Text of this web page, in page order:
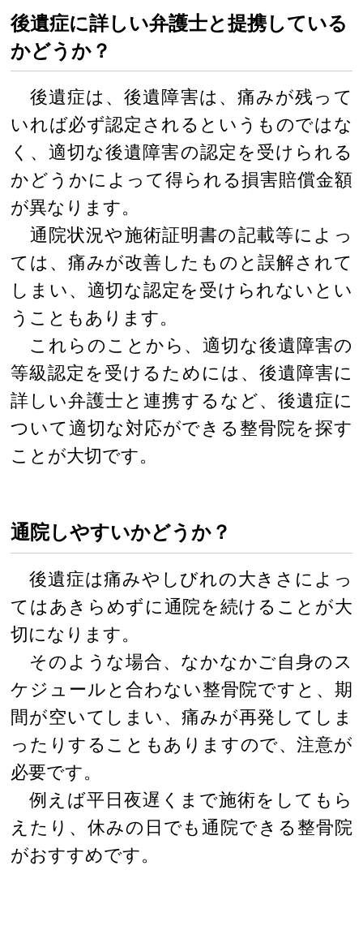
後遺症に詳しい弁護士と提携している
かどうか？
後遺症は、後遺障害は、痛みが残って
いれば必ず認定されるというものではな
く、適切な後遺障害の認定を受けられる
かどうかによって得られる損害賠償金額
が異なります。
通院状況や施術証明書の記載等によっ
ては、痛みが改善したものと誤解されて
しまい、適切な認定を受けられないとい
うこともあります。
これらのことから、適切な後遺障害の
等級認定を受けるためには、後遺障害に
詳しい弁護士と連携するなど、後遺症に
ついて適切な対応ができる整骨院を探す
ことが大切です。
通院しやすいかどうか？
後遺症は痛みやしびれの大きさによっ
てはあきらめずに通院を続けることが大
切になります。
そのような場合、なかなかご自身のス
ケジュールと合わない整骨院ですと、期
間が空いてしまい、痛みが再発してしま
ったりすることもありますので、注意が
必要です。
例えば平日夜遅くまで施術をしてもら
えたり、休みの日でも通院できる整骨院
がおすすめです。